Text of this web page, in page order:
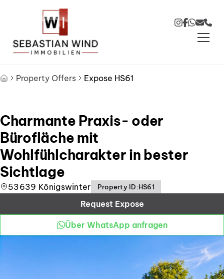
Skip to footer
Property Offers Expose HS61
Charmante Praxis- oder
Bürofläche mit
Wohlfühlcharakter in bester
Sichtlage
53639 Königswinter Property ID:HS61
Request Expose
Über WhatsApp anfragen